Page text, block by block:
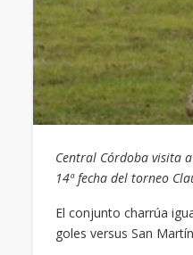
Central Córdoba visita
14ª fecha del torneo
El conjunto charrúa
goles versus San